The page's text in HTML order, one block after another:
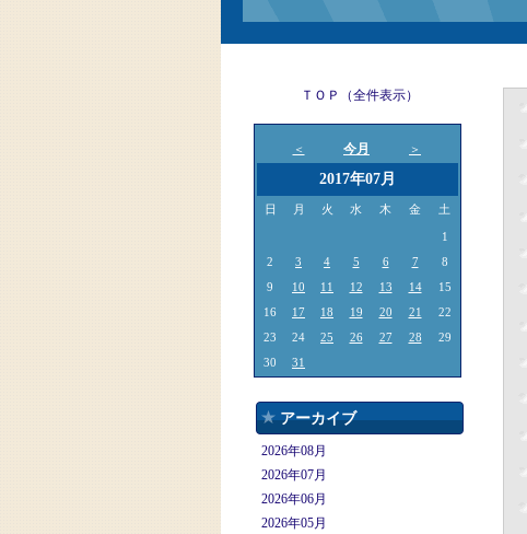
ＴＯＰ（全件表示）
＜ 今月 ＞
2017年07月
日 月 火 水 木 金 土
1
2
3 4 5 6 7
8
9
10 11 12 13 14
15
16
17 18 19 20 21
22
23
24 25 26 27 28
29
30
31
アーカイブ
2026年08月
2026年07月
2026年06月
2026年05月